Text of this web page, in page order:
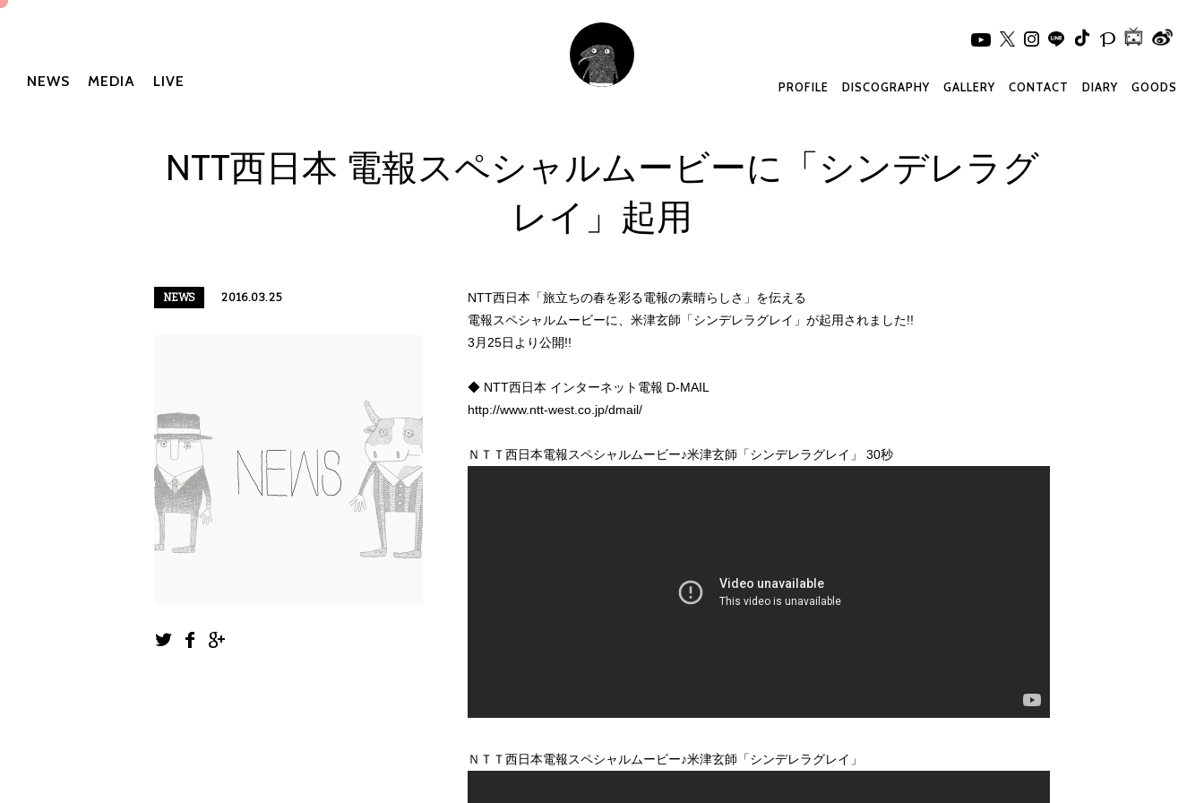
NEWS MEDIA LIVE GOODS
DIARY
CONTACT
GALLERY
DISCOGRAPHY
PROFILE
NTT西日本 電報スペシャルムービーに「シンデレラグ
レイ」起用
NEWS 2016.03.25
1 2 3
NTT西日本「旅立ちの春を彩る電報の素晴らしさ」を伝える
電報スペシャルムービーに、米津玄師「シンデレラグレイ」が起用されました!!
3月25日より公開!!
◆ NTT西日本 インターネット電報 D-MAIL
http://www.ntt-west.co.jp/dmail/
ＮＴＴ西日本電報スペシャルムービー♪米津玄師「シンデレラグレイ」 30秒
ＮＴＴ西日本電報スペシャルムービー♪米津玄師「シンデレラグレイ」